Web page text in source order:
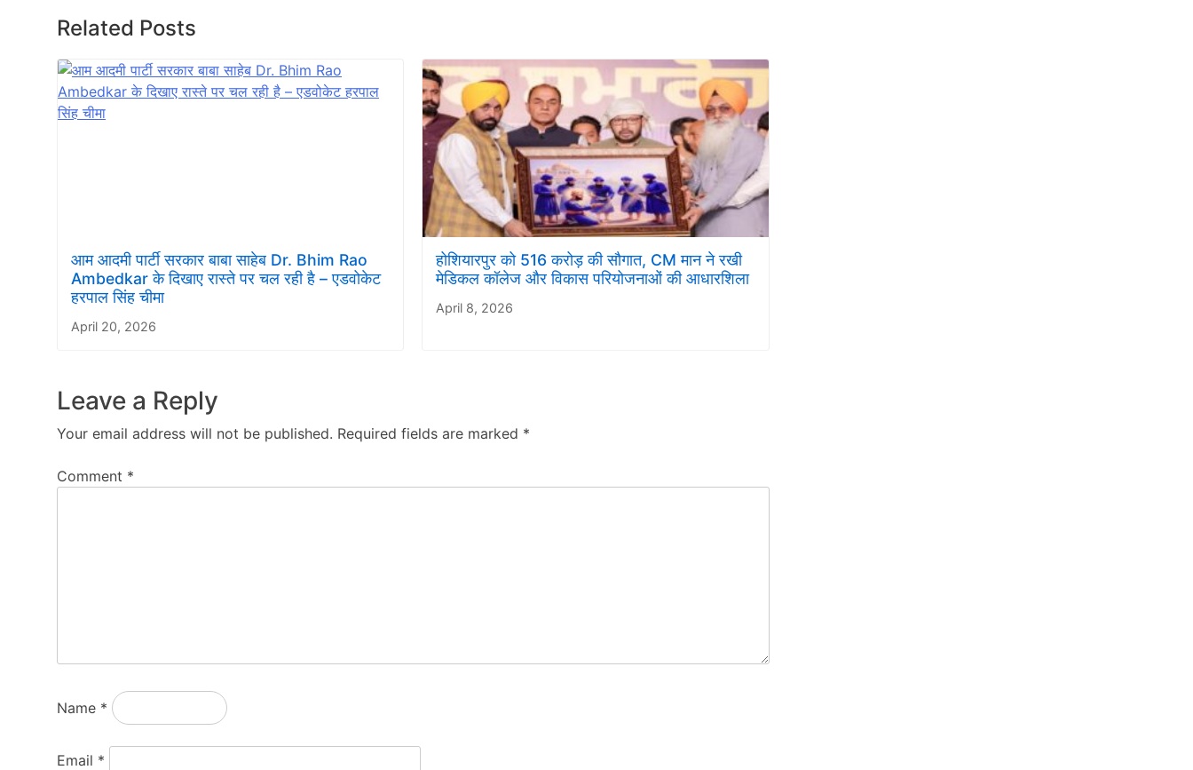
Related Posts
आम आदमी पार्टी सरकार बाबा साहेब Dr. Bhim Rao
Ambedkar के दिखाए रास्ते पर चल रही है – एडवोकेट
हरपाल सिंह चीमा
April 20, 2026
होशियारपुर को 516 करोड़ की सौगात, CM मान ने रखी
मेडिकल कॉलेज और विकास परियोजनाओं की आधारशिला
April 8, 2026
Leave a Reply
Your email address will not be published. Required fields are marked *
Comment *
Name *
Email *